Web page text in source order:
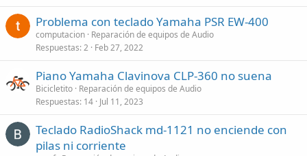
Problema con teclado Yamaha PSR EW-400
computacion Reparación de equipos de Audio
Respuestas 2 Feb 27, 2022
Piano Yamaha Clavinova CLP-360 no suena
Bicicletito Reparación de equipos de Audio
Respuestas 14 Jul 11, 2023
Teclado RadioShack md-1121 no enciende con
pilas ni corriente